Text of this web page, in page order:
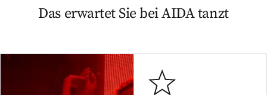
Das erwartet Sie bei AIDA tanzt